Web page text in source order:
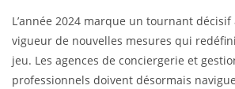
L’année 2024 marque un tournant décisif
vigueur de nouvelles mesures qui
jeu. Les agences de conciergerie et
professionnels doivent désormais